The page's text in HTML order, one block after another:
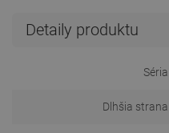
Detaily produktu
Séria
Dlhšia strana